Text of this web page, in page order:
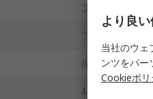
ブランド
プロダクトタイ
保護形状
材質
より良
当社のウェ
ンツをパ
Cookieポリ